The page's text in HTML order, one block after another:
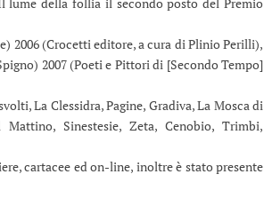
2006 (Crocetti editore, a cura di Plinio Perilli),
2007 (Poeti e Pittori di [Secondo Tempo]
La Clessidra, Pagine, Gradiva, La Mosca di
Sinestesie, Zeta, Cenobio, Trimbi,
cartacee ed on-line, inoltre è stato presente